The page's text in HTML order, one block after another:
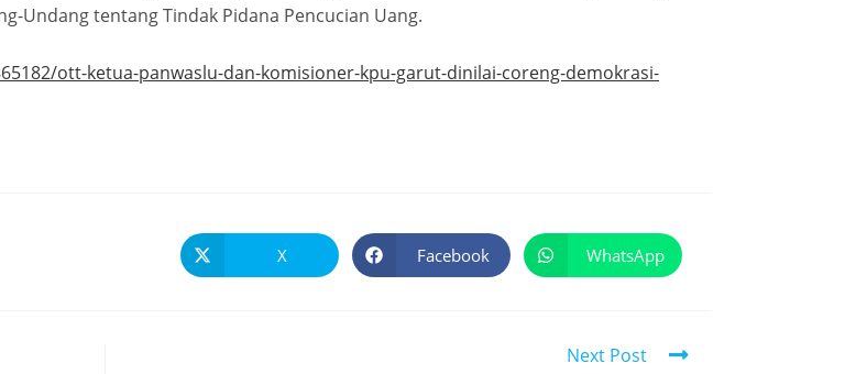
Undang tentang Tindak Pidana Pencucian Uang.
ott-ketua-panwaslu-dan-komisioner-kpu-garut-dinilai-coreng-demokrasi-
X Facebook WhatsApp
Next Post